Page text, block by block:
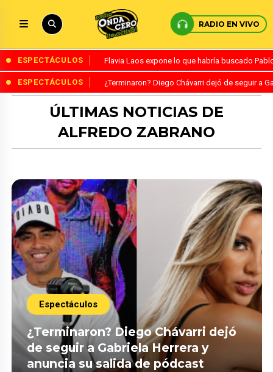
RADIO EN VIVO
ESPECTÁCULOS Flavia Laos expone lo que habría buscado
ESPECTÁCULOS ¿Terminaron? Diego Chávarri dejó de seguir a
ÚLTIMAS NOTICIAS DE
ALFREDO ZABRANO
Espectáculos
¿Terminaron? Diego Chávarri dejó
de seguir a Gabriela Herrera y
anuncia su salida de pódcast